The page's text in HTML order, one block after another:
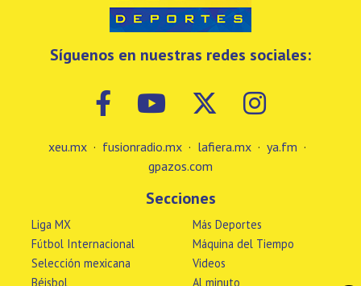
Síguenos en nuestras redes sociales:
xeu.mx · fusionradio.mx · lafiera.mx · ya.fm ·
gpazos.com
Secciones
Liga MX
Fútbol Internacional
Selección mexicana
Béisbol
Más Deportes
Máquina del Tiempo
Videos
Al minuto